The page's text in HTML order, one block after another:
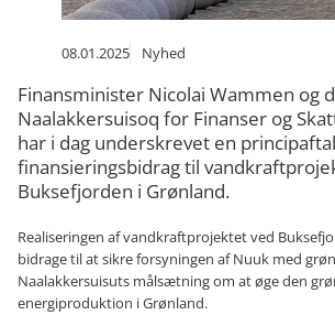
08.01.2025 Nyhed
Finansminister Nicolai Wammen og
Naalakkersuisoq for Finanser og
har i dag underskrevet en
finansieringsbidrag til
Buksefjorden i Grønland.
Realiseringen af vandkraftprojektet ved
bidrage til at sikre forsyningen af Nuuk med
Naalakkersuisuts målsætning om at øge den
energiproduktion i Grønland.